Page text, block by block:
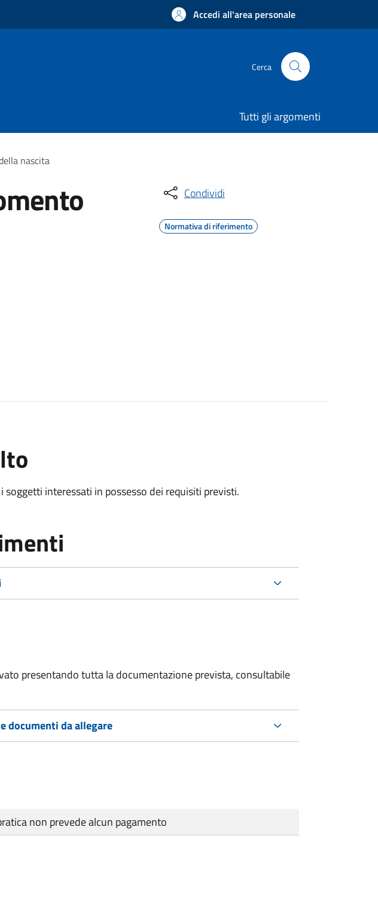
Accedi all'area personale
Cerca
Tutti gli argomenti
nascita
Condividi
Normativa di riferimento
interessati in possesso dei requisiti previsti.
presentando tutta la documentazione prevista, consultabile
documenti da allegare
non prevede alcun pagamento